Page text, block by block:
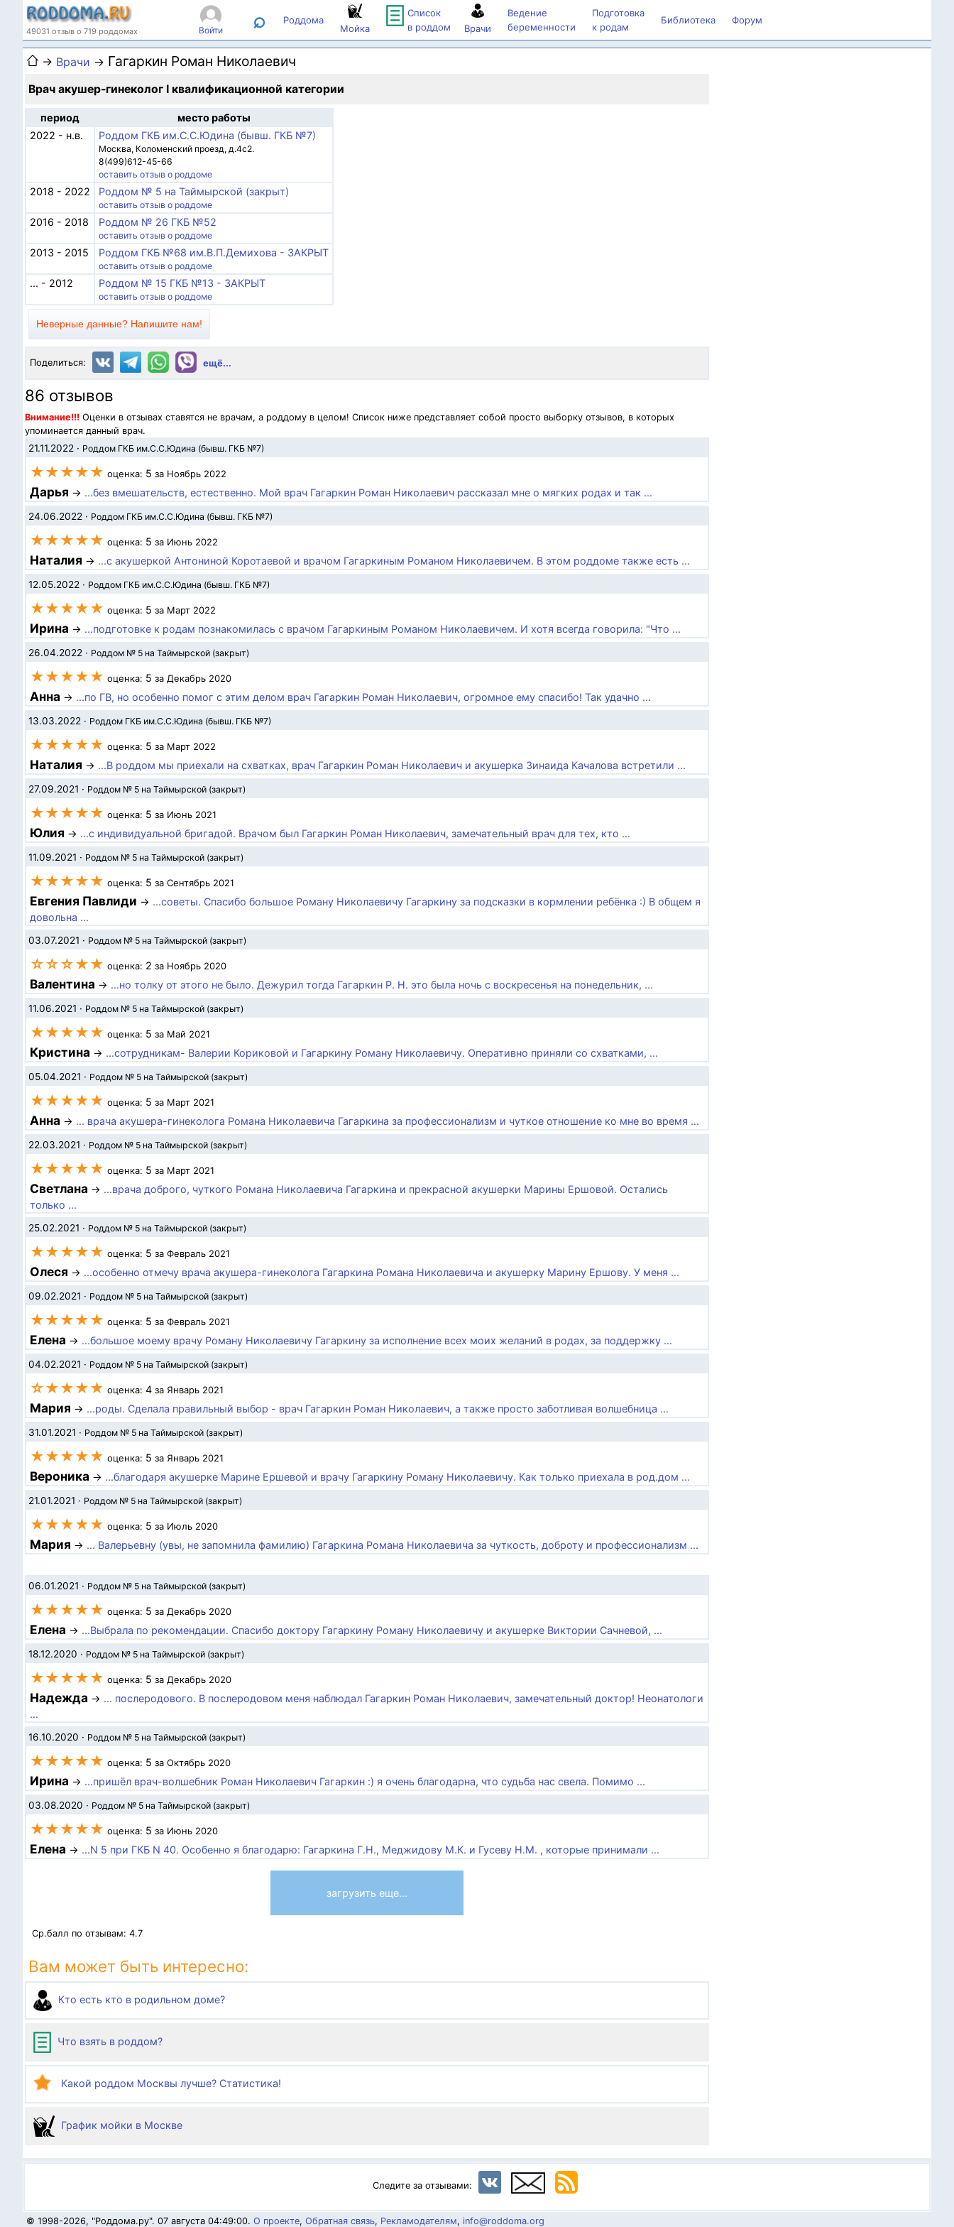
49031 отзыв о 719 роддомах Войти ⌕ Роддома
Мойка
Список
в роддом
Врачи
Ведение
беременности
Подготовка
к родам
Библиотека Форум
→ Врачи → Гагаркин Роман Николаевич
Врач акушер-гинеколог I квалификационной категории
период
место работы
2022 - н.в.
Роддом ГКБ им.С.С.Юдина (бывш. ГКБ №7)
Москва, Коломенский проезд, д.4с2.
8(499)612-45-66
оставить отзыв о роддоме
2018 - 2022 Роддом № 5 на Таймырской (закрыт)
оставить отзыв о роддоме
2016 - 2018 Роддом № 26 ГКБ №52
оставить отзыв о роддоме
2013 - 2015 Роддом ГКБ №68 им.В.П.Демихова - ЗАКРЫТ
оставить отзыв о роддоме
... - 2012 Роддом № 15 ГКБ №13 - ЗАКРЫТ
оставить отзыв о роддоме
Неверные данные? Напишите нам!
Поделиться: ещё...
86 отзывов
Внимание!!! Оценки в отзывах ставятся не врачам, а роддому в целом! Список ниже представляет собой просто выборку отзывов, в которых
упоминается данный врач.
21.11.2022 · Роддом ГКБ им.С.С.Юдина (бывш. ГКБ №7)
★★★★★ оценка: 5 за Ноябрь 2022
Дарья → ...без вмешательств, естественно. Мой врач Гагаркин Роман Николаевич рассказал мне о мягких родах и так ...
24.06.2022 · Роддом ГКБ им.С.С.Юдина (бывш. ГКБ №7)
★★★★★ оценка: 5 за Июнь 2022
Наталия → ...с акушеркой Антониной Коротаевой и врачом Гагаркиным Романом Николаевичем. В этом роддоме также есть ...
12.05.2022 · Роддом ГКБ им.С.С.Юдина (бывш. ГКБ №7)
★★★★★ оценка: 5 за Март 2022
Ирина → ...подготовке к родам познакомилась с врачом Гагаркиным Романом Николаевичем. И хотя всегда говорила: "Что ...
26.04.2022 · Роддом № 5 на Таймырской (закрыт)
★★★★★ оценка: 5 за Декабрь 2020
Анна → ...по ГВ, но особенно помог с этим делом врач Гагаркин Роман Николаевич, огромное ему спасибо! Так удачно ...
13.03.2022 · Роддом ГКБ им.С.С.Юдина (бывш. ГКБ №7)
★★★★★ оценка: 5 за Март 2022
Наталия → ...В роддом мы приехали на схватках, врач Гагаркин Роман Николаевич и акушерка Зинаида Качалова встретили ...
27.09.2021 · Роддом № 5 на Таймырской (закрыт)
★★★★★ оценка: 5 за Июнь 2021
Юлия → ...с индивидуальной бригадой. Врачом был Гагаркин Роман Николаевич, замечательный врач для тех, кто ...
11.09.2021 · Роддом № 5 на Таймырской (закрыт)
★★★★★ оценка: 5 за Сентябрь 2021
Евгения Павлиди → ...советы. Спасибо большое Роману Николаевичу Гагаркину за подсказки в кормлении ребёнка :) В общем я
довольна ...
03.07.2021 · Роддом № 5 на Таймырской (закрыт)
☆☆☆★★ оценка: 2 за Ноябрь 2020
Валентина → ...но толку от этого не было. Дежурил тогда Гагаркин Р. Н. это была ночь с воскресенья на понедельник, ...
11.06.2021 · Роддом № 5 на Таймырской (закрыт)
★★★★★ оценка: 5 за Май 2021
Кристина → ...сотрудникам- Валерии Кориковой и Гагаркину Роману Николаевичу. Оперативно приняли со схватками, ...
05.04.2021 · Роддом № 5 на Таймырской (закрыт)
★★★★★ оценка: 5 за Март 2021
Анна → ... врача акушера-гинеколога Романа Николаевича Гагаркина за профессионализм и чуткое отношение ко мне во время ...
22.03.2021 · Роддом № 5 на Таймырской (закрыт)
★★★★★ оценка: 5 за Март 2021
Светлана → ...врача доброго, чуткого Романа Николаевича Гагаркина и прекрасной акушерки Марины Ершовой. Остались
только ...
25.02.2021 · Роддом № 5 на Таймырской (закрыт)
★★★★★ оценка: 5 за Февраль 2021
Олеся → ...особенно отмечу врача акушера-гинеколога Гагаркина Романа Николаевича и акушерку Марину Ершову. У меня ...
09.02.2021 · Роддом № 5 на Таймырской (закрыт)
★★★★★ оценка: 5 за Февраль 2021
Елена → ...большое моему врачу Роману Николаевичу Гагаркину за исполнение всех моих желаний в родах, за поддержку ...
04.02.2021 · Роддом № 5 на Таймырской (закрыт)
☆★★★★ оценка: 4 за Январь 2021
Мария → ...роды. Сделала правильный выбор - врач Гагаркин Роман Николаевич, а также просто заботливая волшебница ...
31.01.2021 · Роддом № 5 на Таймырской (закрыт)
★★★★★ оценка: 5 за Январь 2021
Вероника → ...благодаря акушерке Марине Ершевой и врачу Гагаркину Роману Николаевичу. Как только приехала в род.дом ...
21.01.2021 · Роддом № 5 на Таймырской (закрыт)
★★★★★ оценка: 5 за Июль 2020
Мария → ... Валерьевну (увы, не запомнила фамилию) Гагаркина Романа Николаевича за чуткость, доброту и профессионализм ...
06.01.2021 · Роддом № 5 на Таймырской (закрыт)
★★★★★ оценка: 5 за Декабрь 2020
Елена → ...Выбрала по рекомендации. Спасибо доктору Гагаркину Роману Николаевичу и акушерке Виктории Сачневой, ...
18.12.2020 · Роддом № 5 на Таймырской (закрыт)
★★★★★ оценка: 5 за Декабрь 2020
Надежда → ... послеродового. В послеродовом меня наблюдал Гагаркин Роман Николаевич, замечательный доктор! Неонатологи
...
16.10.2020 · Роддом № 5 на Таймырской (закрыт)
★★★★★ оценка: 5 за Октябрь 2020
Ирина → ...пришёл врач-волшебник Роман Николаевич Гагаркин :) я очень благодарна, что судьба нас свела. Помимо ...
03.08.2020 · Роддом № 5 на Таймырской (закрыт)
★★★★★ оценка: 5 за Июнь 2020
Елена → ...N 5 при ГКБ N 40. Особенно я благодарю: Гагаркина Г.Н., Меджидову М.К. и Гусеву Н.М. , которые принимали ...
загрузить еще...
Ср.балл по отзывам: 4.7
Вам может быть интересно:
Кто есть кто в родильном доме?
Что взять в роддом?
Какой роддом Москвы лучше? Статистика!
График мойки в Москве
Следите за отзывами:
© 1998-2026, "Роддома.ру". 07 августа 04:49:00. О проекте, Обратная связь, Рекламодателям, info@roddoma.org